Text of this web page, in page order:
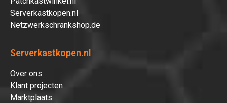
Serverkastkopen.nl
Netzwerkschrankshop.de
Serverkastkopen.nl
Over ons
Klant projecten
Marktplaats